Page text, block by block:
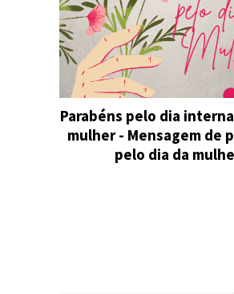
Parabéns pelo dia
mulher - Mensagem de
pelo dia da